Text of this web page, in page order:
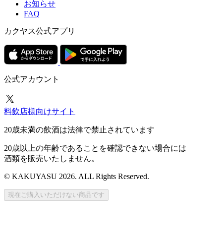
お知らせ
FAQ
カクヤス公式アプリ
公式アカウント
料飲店様向けサイト
20歳未満の飲酒は法律で禁止されています
20歳以上の年齢であることを確認できない場合には
酒類を販売いたしません。
© KAKUYASU 2026. ALL Rights Reserved.
現在ご購入いただけない商品です